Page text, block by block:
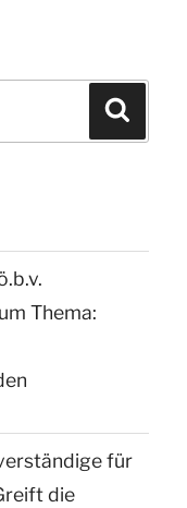
Thema:
für
die